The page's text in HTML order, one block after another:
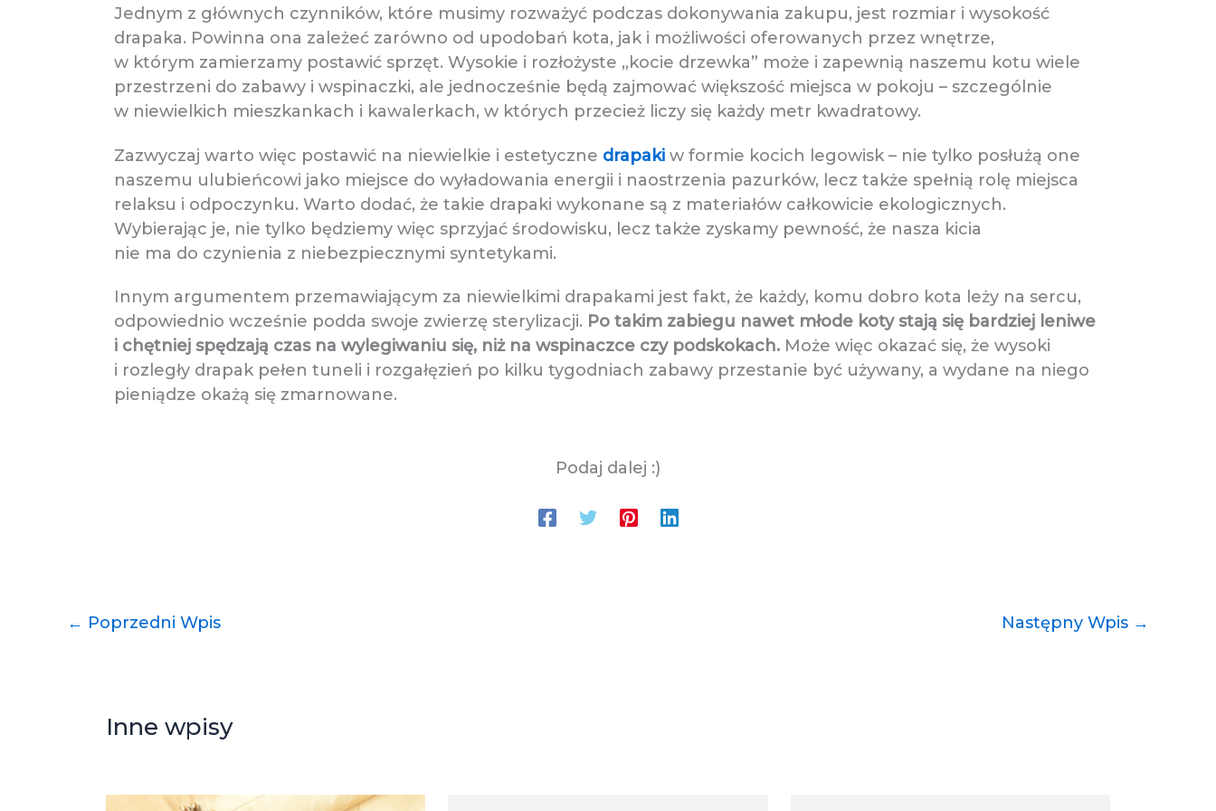
Jednym z głównych czynników, które musimy rozważyć podczas dokonywania zakupu, jest rozmiar i wysokość
drapaka. Powinna ona zależeć zarówno od upodobań kota, jak i możliwości oferowanych przez wnętrze,
w którym zamierzamy postawić sprzęt. Wysokie i rozłożyste „kocie drzewka” może i zapewnią naszemu kotu wiele
przestrzeni do zabawy i wspinaczki, ale jednocześnie będą zajmować większość miejsca w pokoju – szczególnie
w niewielkich mieszkankach i kawalerkach, w których przecież liczy się każdy metr kwadratowy.
Zazwyczaj warto więc postawić na niewielkie i estetyczne drapaki w formie kocich legowisk – nie tylko posłużą one
naszemu ulubieńcowi jako miejsce do wyładowania energii i naostrzenia pazurków, lecz także spełnią rolę miejsca
relaksu i odpoczynku. Warto dodać, że takie drapaki wykonane są z materiałów całkowicie ekologicznych.
Wybierając je, nie tylko będziemy więc sprzyjać środowisku, lecz także zyskamy pewność, że nasza kicia
nie ma do czynienia z niebezpiecznymi syntetykami.
Innym argumentem przemawiającym za niewielkimi drapakami jest fakt, że każdy, komu dobro kota leży na sercu,
odpowiednio wcześnie podda swoje zwierzę sterylizacji. Po takim zabiegu nawet młode koty stają się bardziej leniwe
i chętniej spędzają czas na wylegiwaniu się, niż na wspinaczce czy podskokach. Może więc okazać się, że wysoki
i rozległy drapak pełen tuneli i rozgałęzień po kilku tygodniach zabawy przestanie być używany, a wydane na niego
pieniądze okażą się zmarnowane.
Podaj dalej :)
← Poprzedni Wpis Następny Wpis →
Inne wpisy